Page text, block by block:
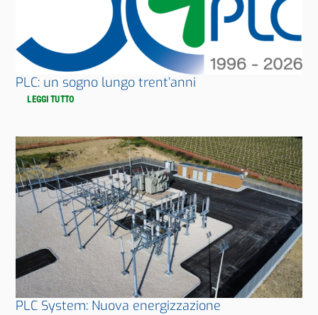
PLC: un sogno lungo trent’anni
LEGGI TUTTO
PLC System: Nuova energizzazione